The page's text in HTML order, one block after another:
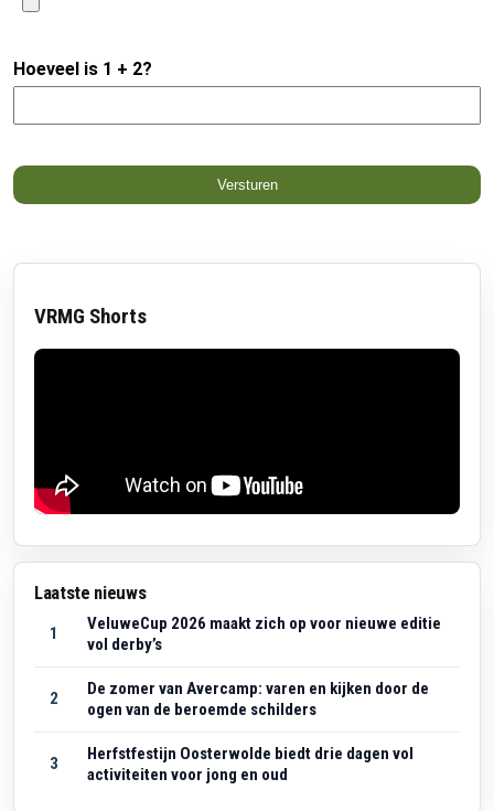
VRMG Shorts
Laatste nieuws
1
VeluweCup 2026 maakt zich op voor nieuwe editie
vol derby’s
2
De zomer van Avercamp: varen en kijken door de
ogen van de beroemde schilders
3
Herfstfestijn Oosterwolde biedt drie dagen vol
activiteiten voor jong en oud